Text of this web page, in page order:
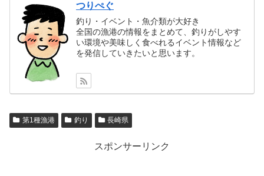
つりぺぐ
釣り・イベント・魚介類が大好き
全国の漁港の情報をまとめて、釣りがしやす
い環境や美味しく食べれるイベント情報など
を発信していきたいと思います。
第1種漁港 釣り 長崎県
スポンサーリンク